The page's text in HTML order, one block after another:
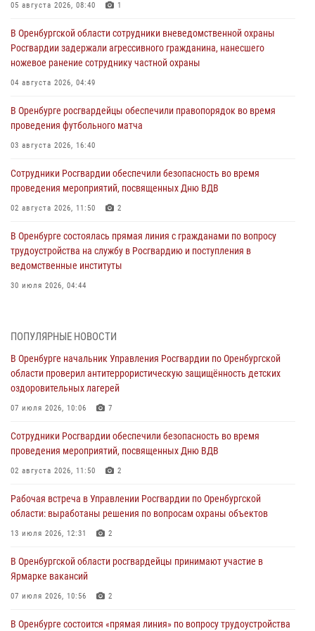
05 августа 2026, 08:40 1
В Оренбургской области сотрудники вневедомственной охраны
Росгвардии задержали агрессивного гражданина, нанесшего
ножевое ранение сотруднику частной охраны
04 августа 2026, 04:49
В Оренбурге росгвардейцы обеспечили правопорядок во время
проведения футбольного матча
03 августа 2026, 16:40
Сотрудники Росгвардии обеспечили безопасность во время
проведения мероприятий, посвященных Дню ВДВ
02 августа 2026, 11:50 2
В Оренбурге состоялась прямая линия с гражданами по вопросу
трудоустройства на службу в Росгвардию и поступления в
ведомственные институты
30 июля 2026, 04:44
28 июля 2026, 09:41 1
Росгвардейцы обеспечили правопорядок на праздновании Дня
ВМФ в Оренбурге
27 июля 2026, 14:36 2
жизненной ситуации (ВИДЕО)
26 июля 2026, 14:45
образовательных учреждений к новому учебному году
24 июля 2026, 12:25
проведён рейд по строительным объектам
23 июля 2026, 10:47
ПОПУЛЯРНЫЕ НОВОСТИ
В Оренбурге начальник Управления Росгвардии по Оренбургской
области проверил антитеррористическую защищённость детских
оздоровительных лагерей
07 июля 2026, 10:06 7
Сотрудники Росгвардии обеспечили безопасность во время
проведения мероприятий, посвященных Дню ВДВ
02 августа 2026, 11:50 2
Рабочая встреча в Управлении Росгвардии по Оренбургской
области: выработаны решения по вопросам охраны объектов
13 июля 2026, 12:31 2
В Оренбургской области росгвардейцы принимают участие в
Ярмарке вакансий
07 июля 2026, 10:56 2
В Оренбурге состоится «прямая линия» по вопросу трудоустройства